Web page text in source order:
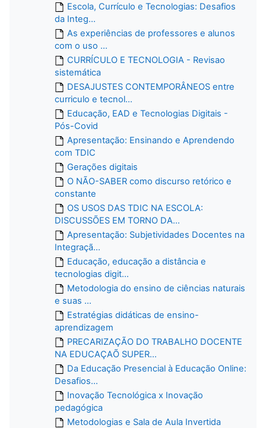
Escola, Currículo e Tecnologias: Desafios
da Integ...
As experiências de professores e alunos
com o uso ...
CURRÍCULO E TECNOLOGIA - Revisao
sistemática
DESAJUSTES CONTEMPORÂNEOS entre
curriculo e tecnol...
Educação, EAD e Tecnologias Digitais -
Pós-Covid
Apresentação: Ensinando e Aprendendo
com TDIC
Gerações digitais
O NÃO-SABER como discurso retórico e
constante
OS USOS DAS TDIC NA ESCOLA:
DISCUSSÕES EM TORNO DA...
Apresentação: Subjetividades Docentes na
Integraçã...
Educação, educação a distância e
tecnologias digit...
Metodologia do ensino de ciências naturais
e suas ...
Estratégias didáticas de ensino-
aprendizagem
PRECARIZAÇÃO DO TRABALHO DOCENTE
NA EDUCAÇAÕ SUPER...
Da Educação Presencial à Educação Online:
Desafios...
Inovação Tecnológica x Inovação
pedagógica
Metodologias e Sala de Aula Invertida